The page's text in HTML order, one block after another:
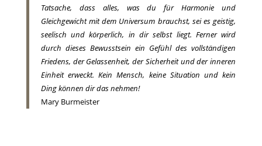
Tatsache, dass alles, was du für Harmonie und
Gleichgewicht mit dem Universum brauchst, sei es geistig,
seelisch und körperlich, in dir selbst liegt. Ferner wird
durch dieses Bewusstsein ein Gefühl des vollständigen
Friedens, der Gelassenheit, der Sicherheit und der inneren
Einheit erweckt. Kein Mensch, keine Situation und kein
Ding können dir das nehmen!
Mary Burmeister